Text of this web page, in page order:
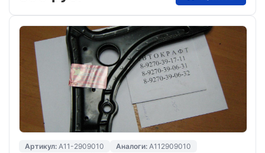
Артикул: A11-2909010 Аналоги: A112909010